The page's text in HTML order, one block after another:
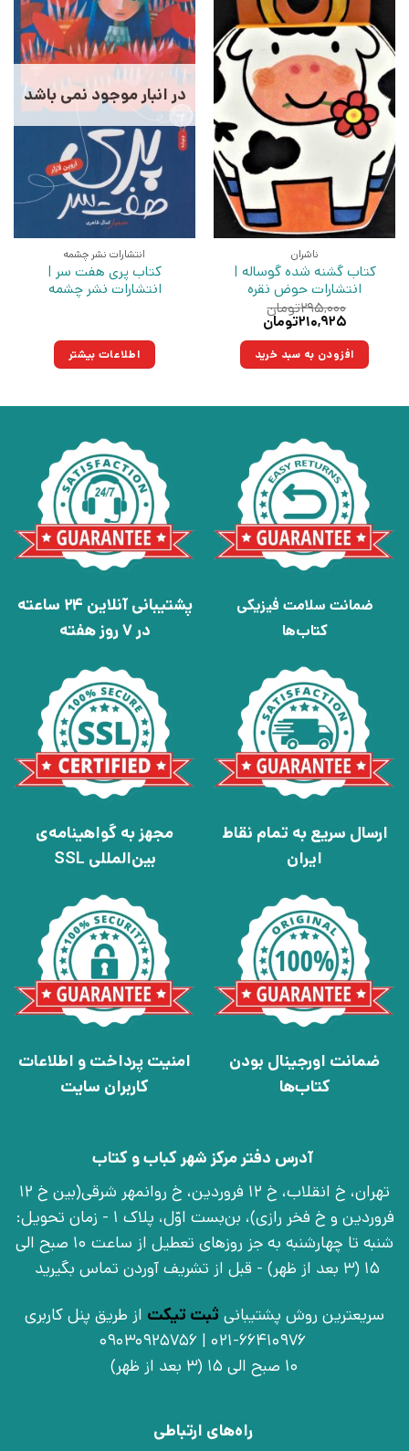
ناشران
کتاب گشنه شده گوساله |
انتشارات حوض نقره
۲۹۵,۰۰۰تومان
قیمت
۲۹۵,۰۰۰تومان
بود.
۲۱۰,۹۲۵تومان
۲۱۰,۹۲۵تومان.افزودن به سبد خرید
در انبار موجود نمی باشد
انتشارات نشر چشمه
کتاب پری هفت سر |
انتشارات نشر چشمه
اطلاعات بیشتر
ضمانت سلامت فیزیکی
کتاب‌ها
پشتیبانی آنلاین 24 ساعته
در 7 روز هفته
ارسال سریع به تمام نقاط
ایران
مجهز به گواهینامه‌ی
بین‌المللی SSL
ضمانت اورجینال بودن
کتاب‌ها
امنیت پرداخت و اطلاعات
کاربران سایت
آدرس دفتر مرکز شهر کباب و کتاب
تهران، خ انقلاب، خ 12 فروردین، خ روانمهر شرقی(بین خ 12
فروردین و خ فخر رازی)، بن‌بست اوّل، پلاک 1 - زمان تحویل:
شنبه تا چهارشنبه به جز روزهای تعطیل از ساعت 10 صبح الی
15 (3 بعد از ظهر) - قبل از تشریف آوردن تماس بگیرید
سریعترین روش پشتیبانی ثبت تیکت از طریق پنل کاربری
021-66410976 | 09030925756
10 صبح الی 15 (3 بعد از ظهر)
راه‌های ارتباطی